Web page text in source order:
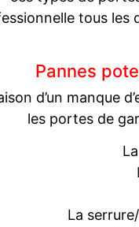
tous les
Pannes
d’un manque
les portes de
La